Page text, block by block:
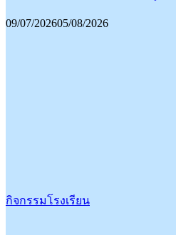
09/07/202605/08/2026
กิจกรรมโรงเรียน